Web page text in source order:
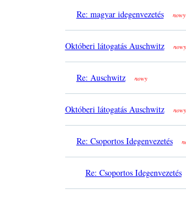
Re: magyar idegenvezetés nowy
Októberi látogatás Auschwitz nowy
Re: Auschwitz nowy
Októberi látogatás Auschwitz nowy
Re: Csoportos Idegenvezetés
Re: Csoportos Idegenvezetés